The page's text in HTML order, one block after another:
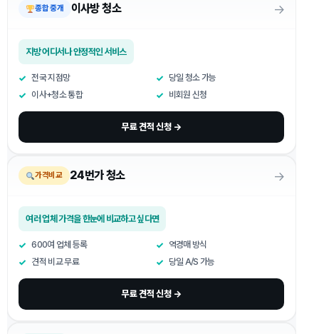
종합 중개 이사방 청소 →
지방 어디서나 안정적인 서비스
전국 지점망
당일 청소 가능
이사+청소 통합
비회원 신청
무료 견적 신청 →
가격비교 24번가 청소 →
여러 업체 가격을 한눈에 비교하고 싶다면
600여 업체 등록
역경매 방식
견적 비교 무료
당일 A/S 가능
무료 견적 신청 →